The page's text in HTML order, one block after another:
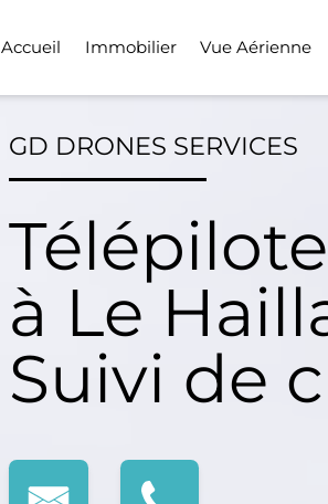
Accueil Immobilier Vue Aérienne
GD DRONES SERVICES
à Le
Suivi de